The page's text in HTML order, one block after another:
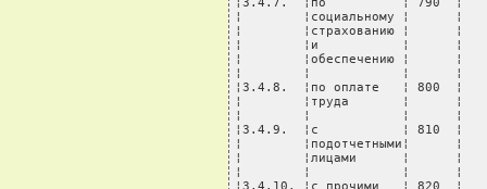
¦        ¦социальному ¦
¦        ¦страхованию ¦
¦        ¦и           ¦      ¦
¦        ¦обеспечению ¦
¦        ¦            ¦      ¦
¦3.4.8.  ¦по оплате   ¦
¦        ¦труда       ¦
¦        ¦            ¦      ¦
¦3.4.9.  ¦с           ¦ 810
¦        ¦подотчетными¦
¦        ¦лицами      ¦
¦        ¦            ¦      ¦